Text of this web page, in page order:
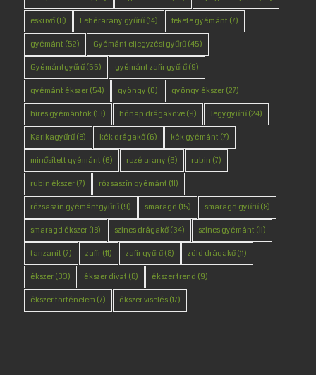
esküvő(8) Fehérarany gyűrű(14) fekete gyémánt (7)
gyémánt (52) Gyémánt eljegyzési gyűrű(45)
Gyémántgyűrű(55) gyémánt zafír gyűrű(9)
gyémánt ékszer(54) gyöngy (6) gyöngy ékszer(27)
híres gyémántok(13) hónap drágaköve(9) Jegygyűrű(24)
Karikagyűrű(8) kék drágakő(6) kék gyémánt (7)
minősített gyémánt (6) rozé arany (6) rubin (7)
rubin ékszer(7) rózsaszín gyémánt (11)
rózsaszín gyémántgyűrű(9) smaragd (15) smaragd gyűrű(8)
smaragd ékszer(18) színes drágakő(34) színes gyémánt (11)
tanzanit (7) zafír(11) zafír gyűrű(8) zöld drágakő(11)
ékszer(33) ékszer divat (8) ékszer trend (9)
ékszer történelem (7) ékszer viselés(17)